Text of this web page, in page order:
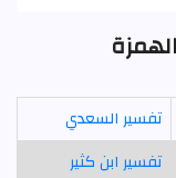
تفسير السعدي
تفسير ابن كثير